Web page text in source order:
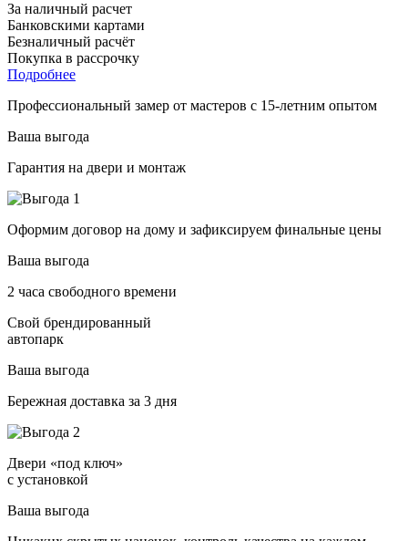
За наличный расчет
Банковскими картами
Безналичный расчёт
Покупка в рассрочку
Подробнее
Профессиональный замер от мастеров с 15-летним опытом
Ваша выгода
Гарантия на двери и монтаж
Оформим договор на дому и зафиксируем финальные цены
Ваша выгода
2 часа свободного времени
Свой брендированный
автопарк
Ваша выгода
Бережная доставка за 3 дня
Двери «под ключ»
с установкой
Ваша выгода